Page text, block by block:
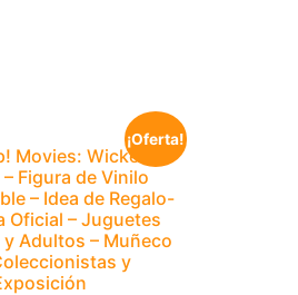
¡Oferta!
Movies: Wicked –
Figura de Vinilo
– Idea de Regalo-
Oficial – Juguetes
Adultos – Muñeco
y